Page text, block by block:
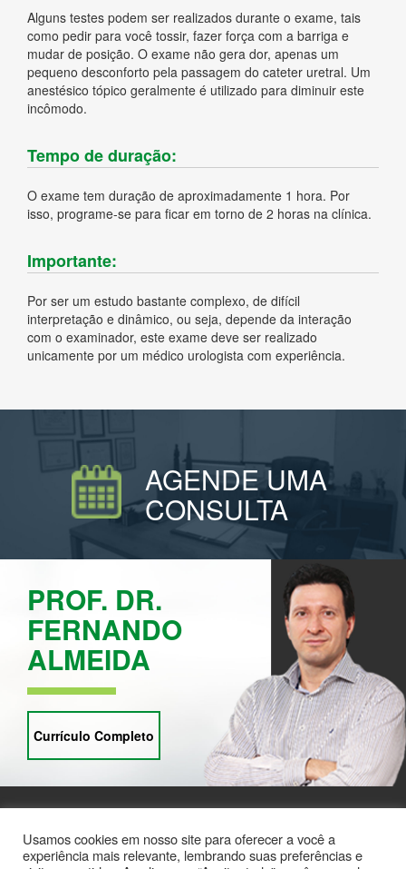
Alguns testes podem ser realizados durante o exame, tais
como pedir para você tossir, fazer força com a barriga e
mudar de posição. O exame não gera dor, apenas um
pequeno desconforto pela passagem do cateter uretral. Um
anestésico tópico geralmente é utilizado para diminuir este
incômodo.
Tempo de duração:
O exame tem duração de aproximadamente 1 hora. Por
isso, programe-se para ficar em torno de 2 horas na clínica.
Importante:
Por ser um estudo bastante complexo, de difícil
interpretação e dinâmico, ou seja, depende da interação
com o examinador, este exame deve ser realizado
unicamente por um médico urologista com experiência.
AGENDE UMA
CONSULTA
PROF. DR.
FERNANDO
ALMEIDA
Currículo Completo
Usamos cookies em nosso site para oferecer a você a
experiência mais relevante, lembrando suas preferências e